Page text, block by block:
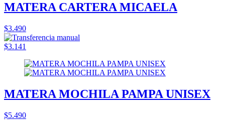
MATERA CARTERA MICAELA
$3.490
$3.141
MATERA MOCHILA PAMPA UNISEX
$5.490